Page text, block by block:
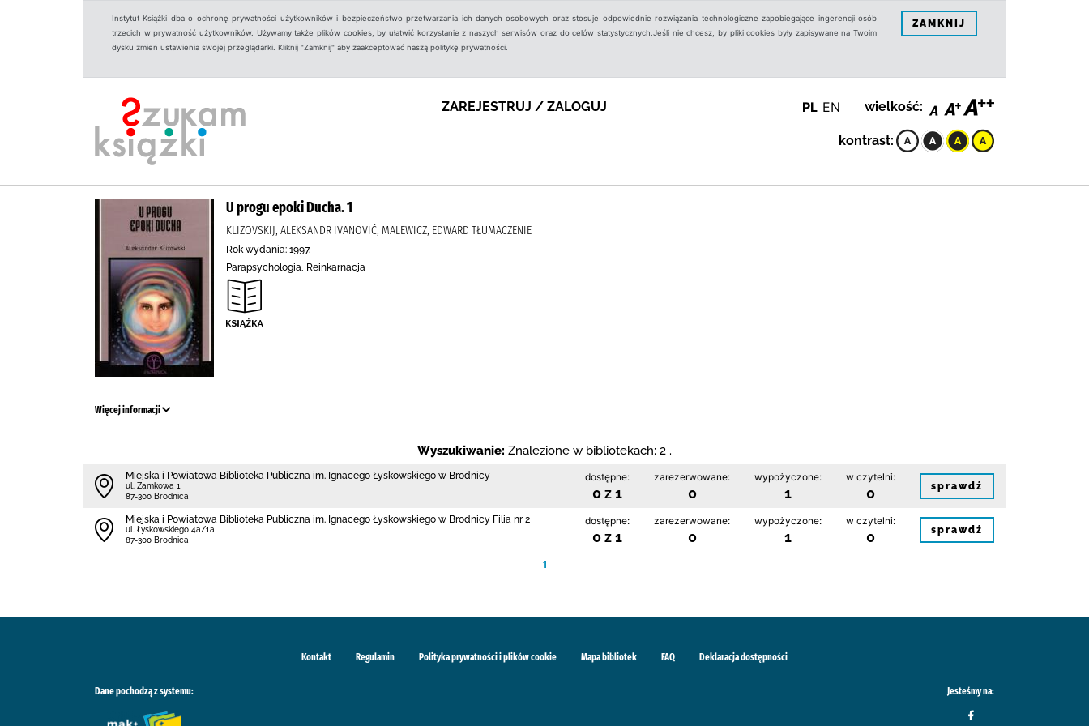
Instytut Książki dba o ochronę prywatności użytkowników i bezpieczeństwo przetwarzania ich danych osobowych oraz stosuje odpowiednie rozwiązania technologiczne zapobiegające ingerencji osób
trzecich w prywatność użytkowników. Używamy także plików cookies, by ułatwić korzystanie z naszych serwisów oraz do celów statystycznych.Jeśli nie chcesz, by pliki cookies były zapisywane na Twoim
dysku zmień ustawienia swojej przeglądarki. Kliknij "Zamknij" aby zaakceptować naszą politykę prywatności.
ZAMKNIJ
ZAREJESTRUJ / ZALOGUJ PL EN wielkość:
kontrast:
U progu epoki Ducha. 1
KLIZOVSKIJ, ALEKSANDR IVANOVIČ, MALEWICZ, EDWARD TŁUMACZENIE
Rok wydania: 1997.
Parapsychologia, Reinkarnacja
Więcej informacji
Wyszukiwanie: Znalezione w bibliotekach: 2 .
Miejska i Powiatowa Biblioteka Publiczna im. Ignacego Łyskowskiego w Brodnicy
ul. Zamkowa 1
87-300 Brodnica
dostępne:
0 z 1
zarezerwowane:
0
wypożyczone:
1
w czytelni:
0 sprawdź
Miejska i Powiatowa Biblioteka Publiczna im. Ignacego Łyskowskiego w Brodnicy Filia nr 2
ul. Łyskowskiego 4a/1a
87-300 Brodnica
dostępne:
0 z 1
zarezerwowane:
0
wypożyczone:
1
w czytelni:
0 sprawdź
1
Kontakt Regulamin Polityka prywatności i plików cookie Mapa bibliotek FAQ Deklaracja dostępności
Dane pochodzą z systemu: Jesteśmy na: